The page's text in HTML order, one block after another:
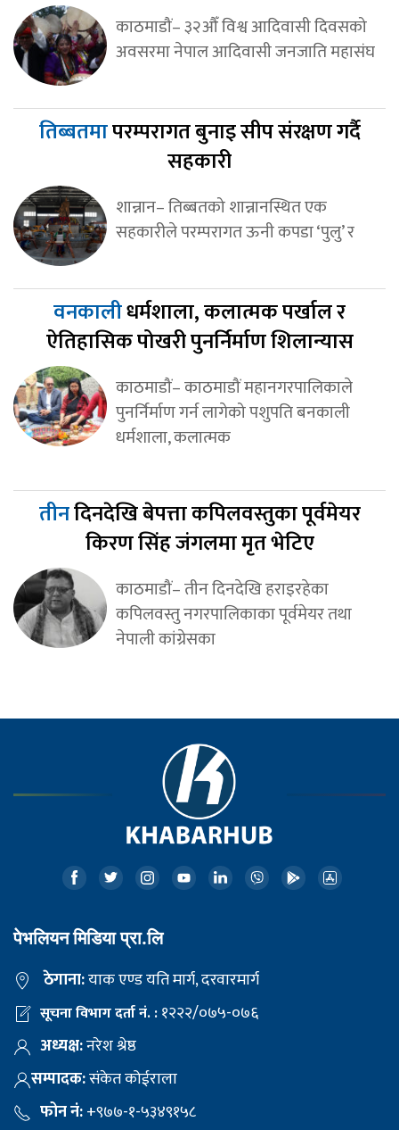
काठमाडौं– ३२औँ विश्व आदिवासी दिवसको
अवसरमा नेपाल आदिवासी जनजाति महासंघ
तिब्बतमापरम्परागत बुनाइ सीप संरक्षण गर्दै
सहकारी
शान्नान– तिब्बतको शान्नानस्थित एक
सहकारीले परम्परागत ऊनी कपडा ‘पुलु’ र
वनकालीधर्मशाला, कलात्मक पर्खाल र
ऐतिहासिक पोखरी पुनर्निर्माण शिलान्यास
काठमाडौं– काठमाडौं महानगरपालिकाले
पुनर्निर्माण गर्न लागेको पशुपति बनकाली
धर्मशाला, कलात्मक
तीनदिनदेखि बेपत्ता कपिलवस्तुका पूर्वमेयर
किरण सिंह जंगलमा मृत भेटिए
काठमाडौं– तीन दिनदेखि हराइरहेका
कपिलवस्तु नगरपालिकाका पूर्वमेयर तथा
नेपाली कांग्रेसका
पेभलियन मिडिया प्रा.लि
ठेगाना:याक एण्ड यति मार्ग, दरवारमार्ग
सूचना विभाग दर्ता नं. :१२२२/०७५-०७६
अध्यक्ष:नरेश श्रेष्ठ
सम्पादक:संकेत कोईराला
फोन नं:+९७७-१-५३४९१५८